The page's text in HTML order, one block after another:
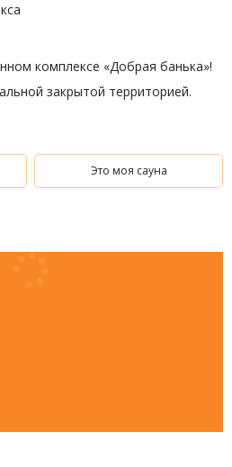
комплексе «Добрая банька»!
закрытой территорией.
своему!
концепция!
многофункциональность
пар и гостеприимство!
Это моя сауна